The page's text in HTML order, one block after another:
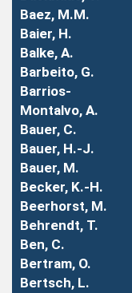
Baez, M.M.
Baier, H.
Balke, A.
Barbeito, G.
Barrios-
Montalvo, A.
Bauer, C.
Bauer, H.-J.
Bauer, M.
Becker, K.-H.
Beerhorst, M.
Behrendt, T.
Ben, C.
Bertram, O.
Bertsch, L.